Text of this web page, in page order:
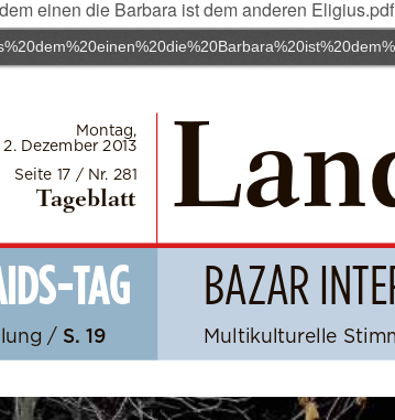
einen die Barbara ist dem anderen Eligius.pdf